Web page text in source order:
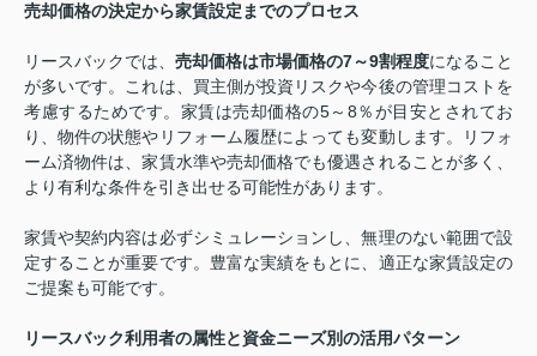
売却価格の決定から家賃設定までのプロセス
リースバックでは、 売却価格は市場価格の7～9割程度になること
が多いです。これは、買主側が投資リスクや今後の管理コストを
考慮するためです。家賃は売却価格の5～8％が目安とされてお
り、物件の状態やリフォーム履歴によっても変動します。リフォ
ーム済物件は、家賃水準や売却価格でも優遇されることが多く、
より有利な条件を引き出せる可能性があります。
家賃や契約内容は必ずシミュレーションし、無理のない範囲で設
定することが重要です。豊富な実績をもとに、適正な家賃設定の
ご提案も可能です。
リースバック利用者の属性と資金ニーズ別の活用パターン